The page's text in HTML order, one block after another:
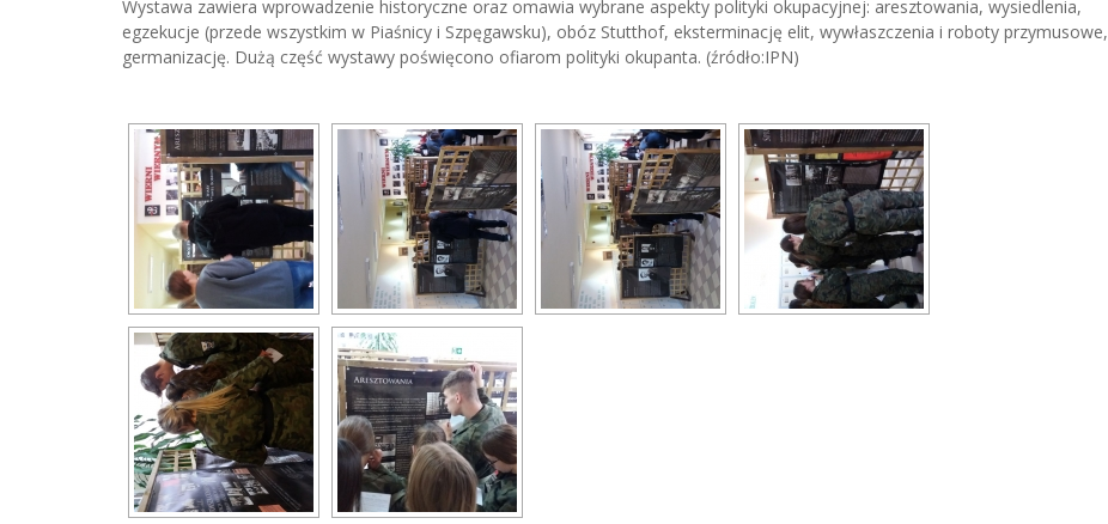
Wystawa zawiera wprowadzenie historyczne oraz omawia wybrane aspekty polityki okupacyjnej: aresztowania, wysiedlenia,
egzekucje (przede wszystkim w Piaśnicy i Szpęgawsku), obóz Stutthof, eksterminację elit, wywłaszczenia i roboty przymusowe,
germanizację. Dużą część wystawy poświęcono ofiarom polityki okupanta. (źródło:IPN)